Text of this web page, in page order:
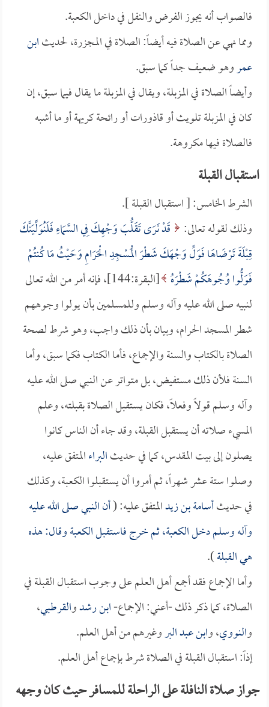
فالصواب أنه يجوز الفرض والنفل في داخل الكعبة.
ومما نهي عن الصلاة فيه أيضاً: الصلاة في المجزرة، لحديثابن
عمروهو ضعيف جداً كما سبق.
وأيضاً الصلاة في المزبلة، ويقال في المزبلة ما يقال فيما سبق، إن
كان في المزبلة تلويث أو قاذورات أو رائحة كريهة أو ما أشبه
فالصلاة فيها مكروهة.
استقبال القبلة
الشرط الخامس: [ استقبال القبلة ].
وذلك لقوله تعالى:
قَدْ نَرَى تَقَلُّبَ وَجْهِكَ فِي السَّمَاءِ فَلَنُوَلِّيَنَّكَ
قِبْلَةً تَرْضَاهَا فَوَلِّ وَجْهَكَ شَطْرَ الْمَسْجِدِ الْحَرَامِ وَحَيْثُ مَا كُنتُمْ
فَوَلُّوا وُجُوهَكُمْ شَطْرَهُ
[البقرة:144]، فإنه أمر من الله تعالى
لنبيه صلى الله عليه وآله وسلم وللمسلمين بأن يولوا وجوههم
شطر المسجد الحرام، وبيان بأن ذلك واجب، وهو شرط لصحة
الصلاة بالكتاب والسنة والإجماع، فأما الكتاب فكما سبق، وأما
السنة فلأن ذلك مستفيض، بل متواتر عن النبي صلى الله عليه
وآله وسلم قولاً وفعلاً، فكان يستقبل الصلاة بقبلته، وعلم
المسيء صلاته أن يستقبل القبلة، وقد جاء أن الناس كانوا
يصلون إلى بيت المقدس، كما في حديثالبراءالمتفق عليه،
وصلوا ستة عشر شهراً، ثم أمروا أن يستقبلوا الكعبة، وكذلك
في حديثأسامة بن زيدالمتفق عليه: (أن النبي صلى الله عليه
وآله وسلم دخل الكعبة، ثم خرج فاستقبل الكعبة وقال: هذه
هي القبلة).
وأما الإجماع فقد أجمع أهل العلم على وجوب استقبال القبلة في
الصلاة، كما ذكر ذلك -أعني: الإجماع-ابن رشدوالقرطبي،
والنووي، وابن عبد البروغيرهم من أهل العلم.
إذاً: استقبال القبلة في الصلاة شرط بإجماع أهل العلم.
جواز صلاة النافلة على الراحلة للمسافر حيث كان وجهه